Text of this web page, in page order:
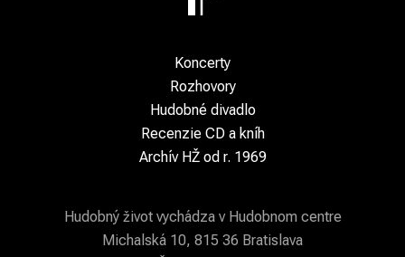
Koncerty
Rozhovory
Hudobné divadlo
Recenzie CD a kníh
Archív HŽ od r. 1969
Hudobný život vychádza v Hudobnom centre
Michalská 10, 815 36 Bratislava